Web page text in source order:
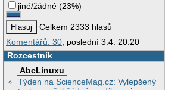
jiné/žádné (23%)
Celkem 2333 hlasů
Komentářů: 30, poslední 3.4. 20:20
Rozcestník
AbcLinuxu
Týden na ScienceMag.cz: Vylepšený